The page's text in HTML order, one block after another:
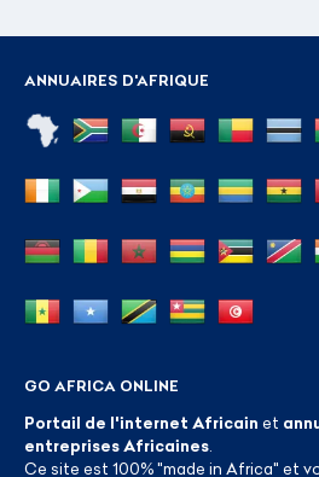
ANNUAIRES D'AFRIQUE
GO AFRICA ONLINE
Portail de l'internet Africain et
entreprises Africaines
Ce site est 100% "made in Africa" et